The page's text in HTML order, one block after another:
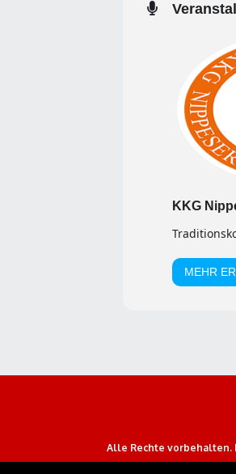
KKG
MEHR
Alle Rechte vorbehalten.